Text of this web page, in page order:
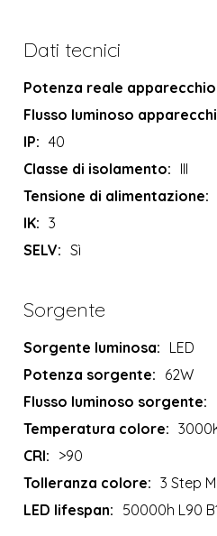
Dati tecnici
Potenza reale
Flusso luminoso
IP: 40
Classe di isolamento: III
Tensione di alimentazione:
IK: 3
SELV: Sì
Sorgente
Sorgente luminosa: LED
Potenza sorgente: 62W
Flusso luminoso sorgente:
Temperatura colore:
CRI: >90
Tolleranza colore: 3 Step
LED lifespan: 50000h L90